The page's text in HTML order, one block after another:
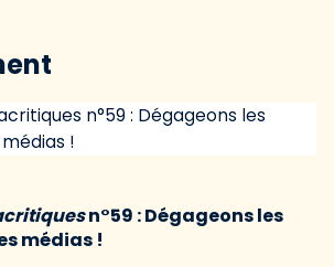
n°59 : Dégageons les
médias !